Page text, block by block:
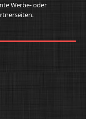
Werbe- oder